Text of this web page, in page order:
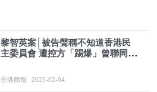
黎智英案│被告聲稱不知道香港民
主委員會 遭控方「踢爆」曾聯同該
香港商報 2025-02-04